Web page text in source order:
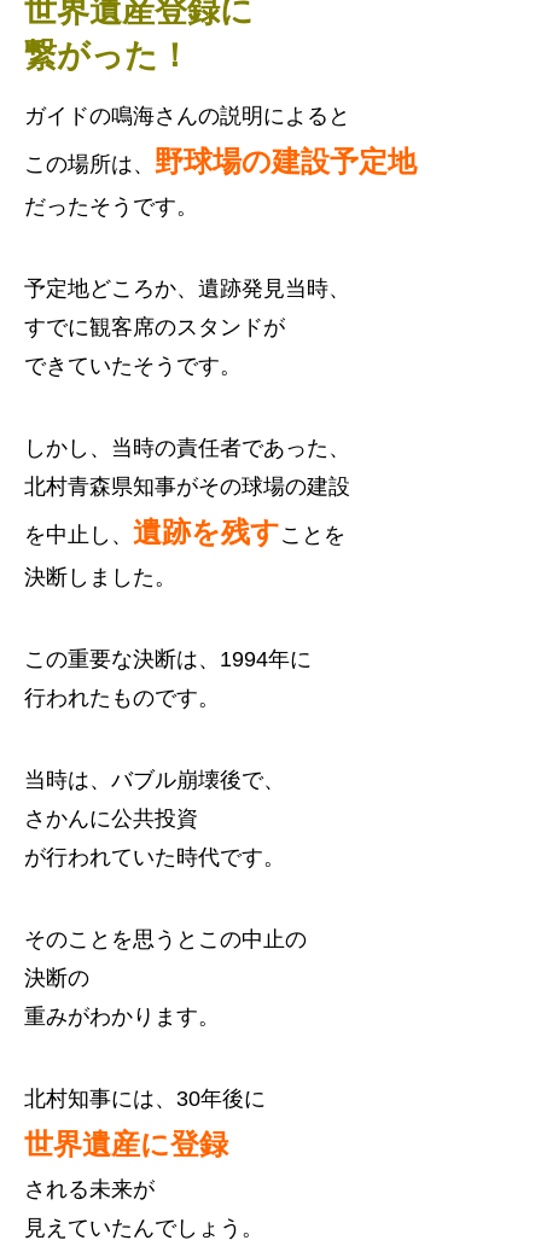
世界遺産登録に
繋がった！
ガイドの鳴海さんの説明によると
この場所は、 野球場の建設予定地
だったそうです。
予定地どころか、遺跡発見当時、
すでに観客席のスタンドが
できていたそうです。
しかし、当時の責任者であった、
北村青森県知事がその球場の建設
を中止し、 遺跡を残すことを
決断しました。
この重要な決断は、1994年に
行われたものです。
当時は、バブル崩壊後で、
さかんに公共投資
が行われていた時代です。
そのことを思うとこの中止の
決断の
重みがわかります。
北村知事には、30年後に
世界遺産に登録
される未来が
見えていたんでしょう。